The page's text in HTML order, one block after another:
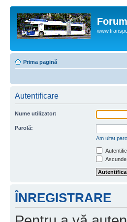
Prima pagină
Autentificare
Nume utilizator:
Parolă:
Am uitat
ÎNREGISTRARE